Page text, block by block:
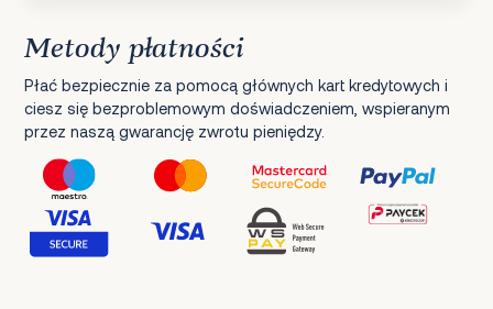
Metody płatności
Płać bezpiecznie za pomocą głównych kart kredytowych i
ciesz się bezproblemowym doświadczeniem, wspieranym
przez naszą gwarancję zwrotu pieniędzy.